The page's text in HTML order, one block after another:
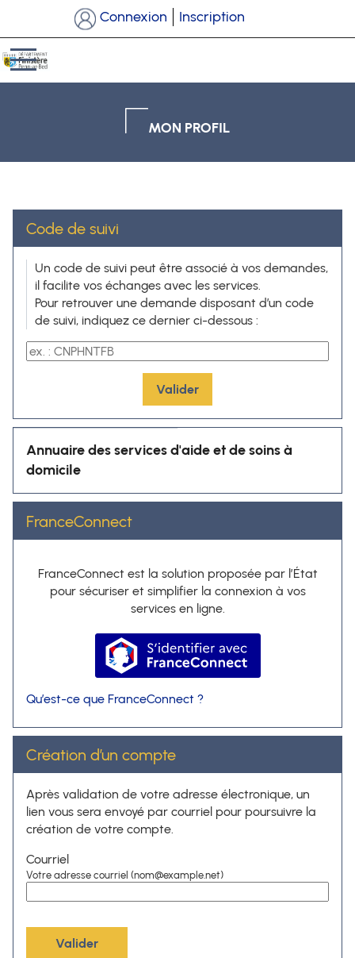
Connexion Inscription
Ouvrir le menu
MON PROFIL
Code de suivi
Un code de suivi peut être associé à vos demandes,
il facilite vos échanges avec les services.
Pour retrouver une demande disposant d’un code
de suivi, indiquez ce dernier ci-dessous :
Code de suivi
Valider
Annuaire des services d'aide et de soins à
domicile
FranceConnect
FranceConnect est la solution proposée par l’État
pour sécuriser et simplifier la connexion à vos
services en ligne.
S’identifier avec
Qu’est-ce que FranceConnect ?
Création d’un compte
Après validation de votre adresse électronique, un
lien vous sera envoyé par courriel pour poursuivre la
création de votre compte.
Courriel
Votre adresse courriel (nom@example.net)
Valider